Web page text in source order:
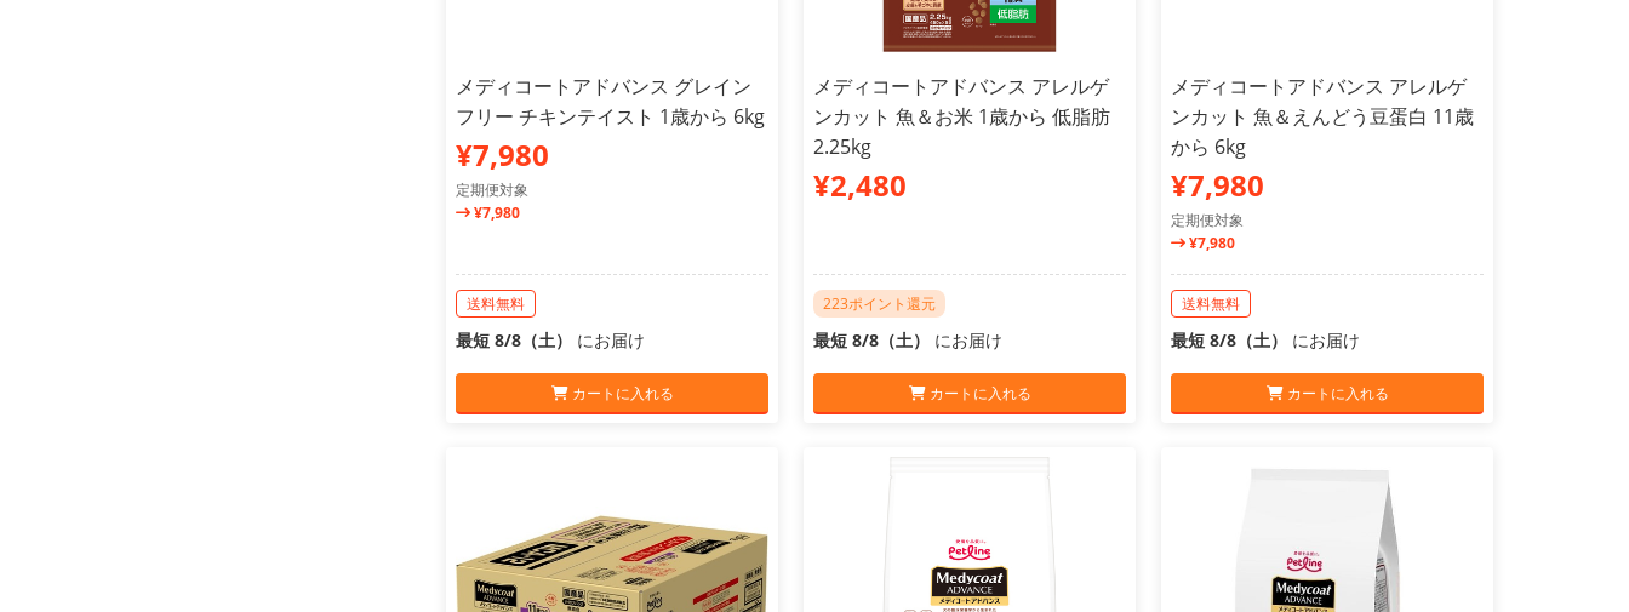
メディコートアドバンス グレイン
フリー チキンテイスト 1歳から 6kg
¥7,980
定期便対象
¥7,980
送料無料
最短 8/8（土） にお届け
カートに入れる
メディコートアドバンス アレルゲ
ンカット 魚＆お米 1歳から 低脂肪
2.25kg
¥2,480
223ポイント還元
最短 8/8（土） にお届け
カートに入れる
メディコートアドバンス アレルゲ
ンカット 魚＆えんどう豆蛋白 11歳
から 6kg
¥7,980
定期便対象
¥7,980
送料無料
最短 8/8（土） にお届け
カートに入れる